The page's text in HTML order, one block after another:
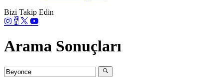
Bizi Takip Edin
Arama Sonuçları